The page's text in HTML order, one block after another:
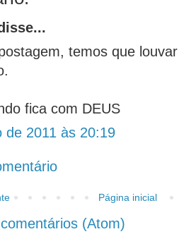
temos que
fica com DEUS
de 2011 às 20:19
Página inicial
(Atom)